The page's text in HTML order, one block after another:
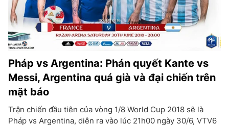
Pháp vs Argentina: Phán quyết Kante vs
Messi, Argentina quá già và đại chiến trên
mặt báo
Trận chiến đầu tiên của vòng 1/8 World Cup 2018 sẽ là
Pháp vs Argentina, diễn ra vào lúc 21h00 ngày 30/6, VTV6